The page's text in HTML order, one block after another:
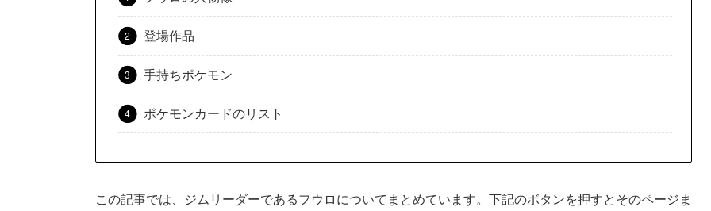
登場作品
手持ちポケモン
ポケモンカードのリスト
この記事では、ジムリーダーであるフウロについてまとめています。下記のボタンを押すとそのページま